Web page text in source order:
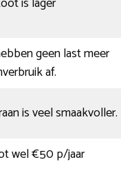
geen last meer
af.
is veel smaakvoller.
wel €50 p/jaar